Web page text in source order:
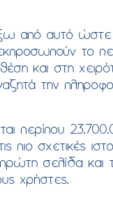
από αυτό
το
και στη
την
περίπου
σχετικές
σελίδα και
χρήστες.